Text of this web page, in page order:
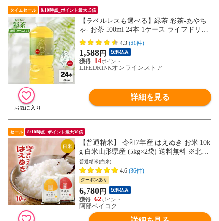
タイムセール 8/10時点_ポイント最大15倍
【ラベルレスも選べる】緑茶 彩茶-あやち
ゃ- お茶 500ml 24本 1ケース ライフドリン
クカンパニー LIFEDRINK 日本茶 国産 中
国産まとめ買い
4.3 (61件)
1,588円 送料込み
14
LIFEDRINKオンラインストア
詳細を見る
セール 8/10時点_ポイント最大30倍
【普通精米】 令和7年産 はえぬき お米 10k
g 白米山形県産 (5kg×2袋) 送料無料 ※北海
道・中国・四国・九州・沖縄は別途追加送
料 コメ こめ cp202312628
普通精米(白米)
4.6 (36件)
クーポンあり
6,780円 送料込み
62
阿部ベイコク